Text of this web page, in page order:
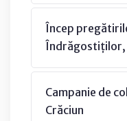
Încep
Îndrăgostiților,
Campanie de
Crăciun